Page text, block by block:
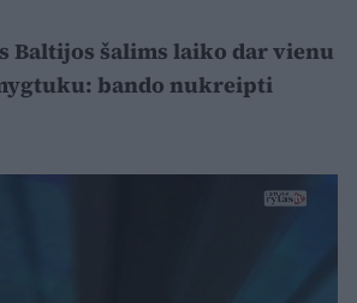
Baltijos šalims laiko dar vienu
bando nukreipti